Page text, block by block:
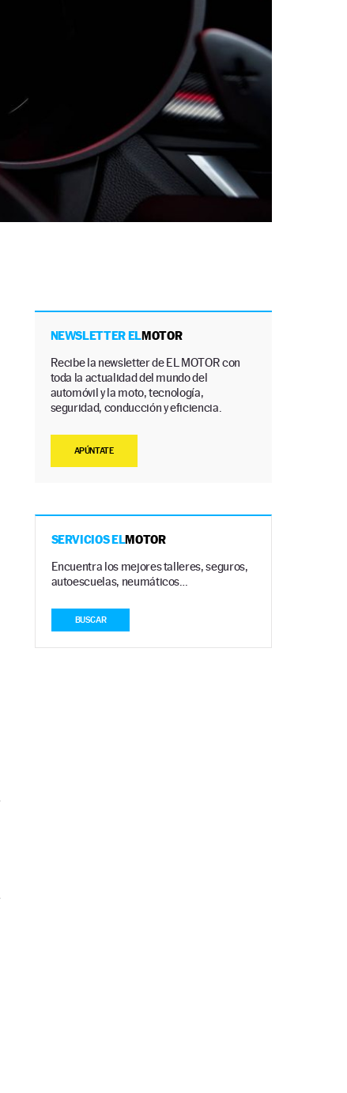
NEWSLETTER ELMOTOR
Recibe la newsletter de EL MOTOR con
toda la actualidad del mundo del
automóvil y la moto, tecnología,
seguridad, conducción y eficiencia.
APÚNTATE
SERVICIOS ELMOTOR
Encuentra los mejores talleres, seguros,
autoescuelas, neumáticos…
BUSCAR